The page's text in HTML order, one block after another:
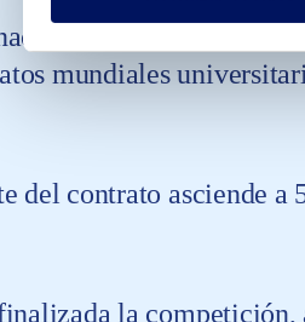
diseñará,
mundiales
del contrato asciende a
la competición,